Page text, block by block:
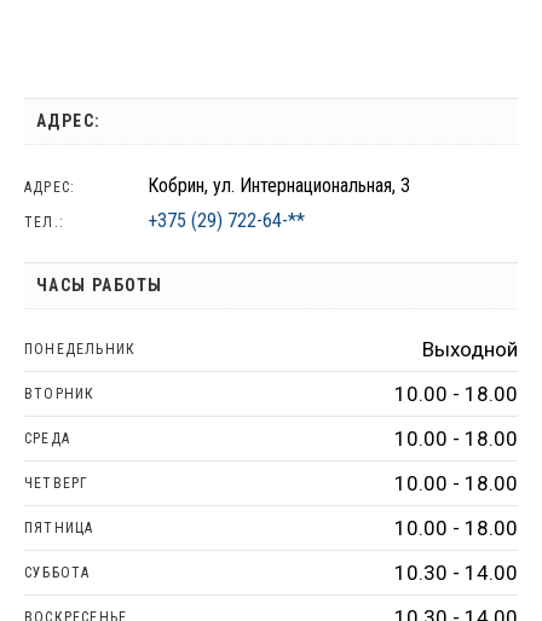
АДРЕС:
АДРЕС: Кобрин, ул. Интернациональная, 3
ТЕЛ.: +375 (29) 722-64-**
ЧАСЫ РАБОТЫ
ПОНЕДЕЛЬНИК Выходной
ВТОРНИК 10.00 - 18.00
СРЕДА 10.00 - 18.00
ЧЕТВЕРГ 10.00 - 18.00
ПЯТНИЦА 10.00 - 18.00
СУББОТА 10.30 - 14.00
ВОСКРЕСЕНЬЕ